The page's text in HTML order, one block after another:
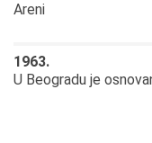
Areni
1963.
U Beogradu je